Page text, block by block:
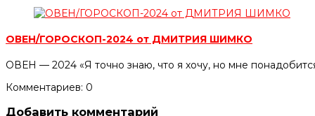
ОВЕН/ГОРОСКОП-2024 от ДМИТРИЯ ШИМКО
ОВЕН — 2024 «Я точно знаю, что я хочу, но мне
Комментариев: 0
Добавить комментарий